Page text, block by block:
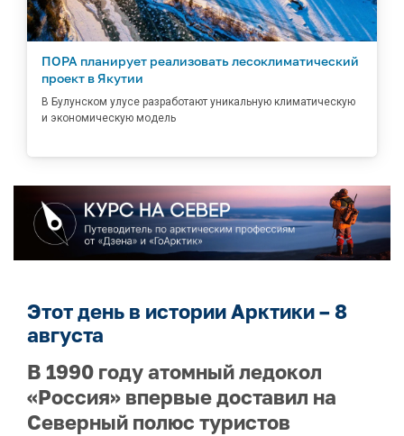
ПОРА планирует реализовать лесоклиматический
проект в Якутии
В Булунском улусе разработают уникальную климатическую
и экономическую модель
Этот день в истории Арктики – 8
августа
В 1990 году атомный ледокол
«Россия» впервые доставил на
Северный полюс туристов